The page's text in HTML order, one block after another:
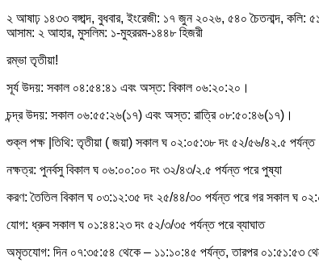
২ আষাঢ় ১৪৩৩ বঙ্গাব্দ, বুধবার, ইংরেজী: ১৭ জুন ২০২৬, ৫৪০ চৈতনাব্দ, কলি:
আসাম: ২ আহার, মুসলিম: ১-মুহররম-১৪৪৮ হিজরী
রম্ভা তৃতীয়া!
সূর্য উদয়: সকাল ০৪:৫৪:৪১ এবং অস্ত: বিকাল ০৬:২০:২০।
চন্দ্র উদয়: সকাল ০৬:৫৫:২৬(১৭) এবং অস্ত: রাত্রি ০৮:৫০:৪৬(১৭)।
শুক্ল পক্ষ |তিথি: তৃতীয়া ( জয়া) সকাল ঘ ০২:০৫:৩৮ দং ৫২/৫৬/৪২.৫ পর্যন্ত
নক্ষত্র: পুনর্বসু বিকাল ঘ ০৬:০০:০০ দং ৩২/৪৩/২.৫ পর্যন্ত পরে পুষ্যা
করণ: তৈতিল বিকাল ঘ ০৩:১২:৩৫ দং ২৫/৪৪/৩০ পর্যন্ত পরে গর সকাল ঘ
যোগ: ধ্রুব সকাল ঘ ০১:৪৪:২৩ দং ৫২/৩/৩৫ পর্যন্ত পরে ব্যাঘাত
অমৃতযোগ: দিন ০৭:৩৫:৫৪ থেকে – ১১:১০:৪৫ পর্যন্ত, তারপর ০১:৫১:৫৩